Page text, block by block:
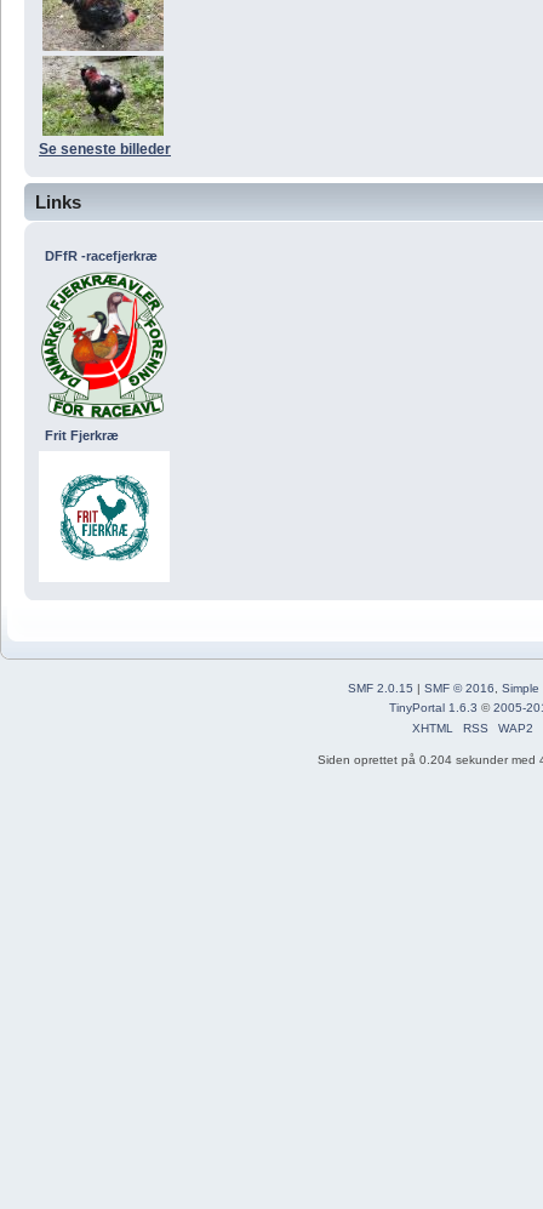
Se seneste billeder
Links
DFfR -racefjerkræ
Frit Fjerkræ
SMF 2.0.15 | SMF © 2016
Simple
TinyPortal 1.6.3 ©2005-
XHTML
RSS WAP2
Siden oprettet på 0.204 sekunder med